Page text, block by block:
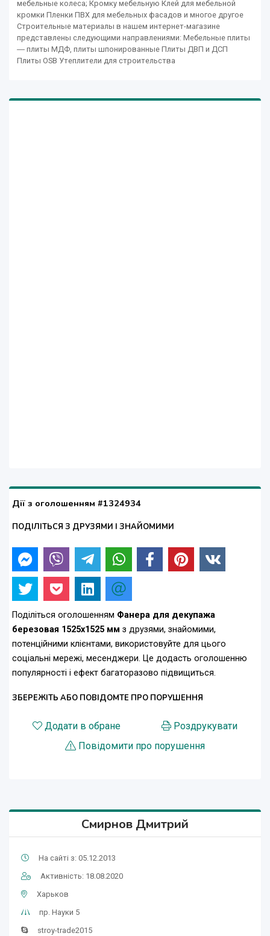
мебельные колеса; Кромку мебельную Клей для мебельной
кромки Пленки ПВХ для мебельных фасадов и многое другое
Строительные материалы в нашем интернет-магазине
представлены следующими направлениями: Мебельные плиты
― плиты МДФ, плиты шпонированные Плиты ДВП и ДСП
Плиты OSB Утеплители для строительства
Дії з оголошенням #1324934
ПОДІЛІТЬСЯ З ДРУЗЯМИ І ЗНАЙОМИМИ
Поділіться оголошенням Фанера для декупажа
березовая 1525х1525 мм з друзями, знайомими,
потенційними клієнтами, використовуйте для цього
соціальні мережі, месенджери. Це додасть оголошенню
популярності і ефект багаторазово підвищиться.
ЗБЕРЕЖІТЬ АБО ПОВІДОМТЕ ПРО ПОРУШЕННЯ
Додати в обране
Роздрукувати
Повідомити про порушення
Смирнов Дмитрий
На сайті з: 05.12.2013
Активність: 18.08.2020
Харьков
пр. Науки 5
stroy-trade2015